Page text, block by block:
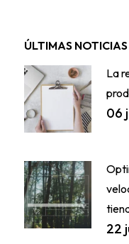
ÚLTIMAS NOTICIAS
La
06
22